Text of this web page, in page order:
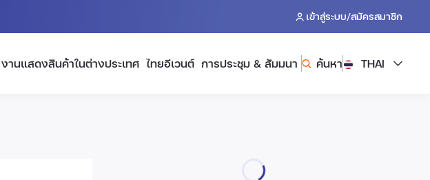
เข้าสู่ระบบ/สมัครสมาชิก
งานแสดงสินค้าในต่างประเทศ ไทยอีเวนต์ การประชุม & สัมมนา ค้นหา THAI